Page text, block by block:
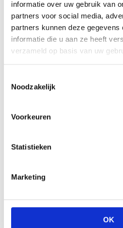
informatie over uw gebruik van
partners voor social media,
partners kunnen deze
informatie die u aan ze heeft
verzameld op basis van uw
Noodzakelijk
Voorkeuren
Statistieken
Marketing
OK
Nattou Cappuccino
€25.99